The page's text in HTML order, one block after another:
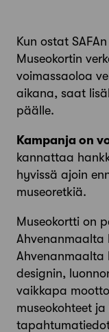
Kun ostat
Museokortin
voimassaoloa
aikana, saat
päälle.
Kampanja on
kannattaa
hyvissä ajoin
museoretkiä.
Museokortti on
Ahvenanmaalta
Ahvenanmaalta
designin,
vaikkapa
museokohteet